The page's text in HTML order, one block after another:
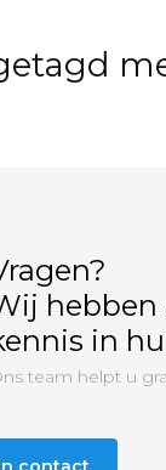
hebben
in
team helpt u